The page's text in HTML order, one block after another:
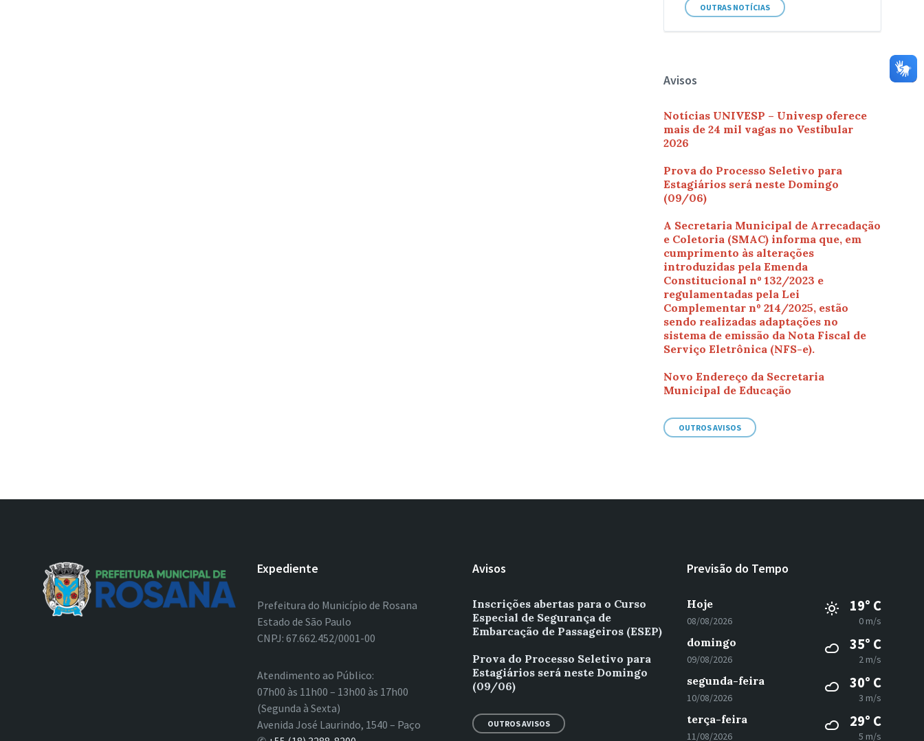
OUTRAS NOTÍCIAS
Avisos
Notícias UNIVESP – Univesp oferece
mais de 24 mil vagas no Vestibular
2026
Prova do Processo Seletivo para
Estagiários será neste Domingo
(09/06)
A Secretaria Municipal de Arrecadação
e Coletoria (SMAC) informa que, em
cumprimento às alterações
introduzidas pela Emenda
Constitucional nº 132/2023 e
regulamentadas pela Lei
Complementar nº 214/2025, estão
sendo realizadas adaptações no
sistema de emissão da Nota Fiscal de
Serviço Eletrônica (NFS-e).
Novo Endereço da Secretaria
Municipal de Educação
OUTROS AVISOS
Expediente
Prefeitura do Município de Rosana
Estado de São Paulo
CNPJ: 67.662.452/0001-00
Atendimento ao Público:
07h00 às 11h00 – 13h00 às 17h00
(Segunda à Sexta)
Avenida José Laurindo, 1540 – Paço
Avisos
Inscrições abertas para o Curso
Especial de Segurança de
Embarcação de Passageiros (ESEP)
Prova do Processo Seletivo para
Estagiários será neste Domingo
(09/06)
OUTROS AVISOS
Previsão do Tempo
Hoje
08/08/2026
19° C
0 m/s
domingo
09/08/2026
35° C
2 m/s
segunda-feira
10/08/2026
30° C
3 m/s
terça-feira
11/08/2026
29° C
5 m/s